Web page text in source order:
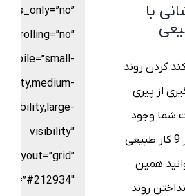
با
کردن روند
از پیری
شما وجود
دارد. در این نوشتار 9 کار طبیعی
همین
روند
scrolling=”no”
visibility,large-
visibility”
layout=”grid”